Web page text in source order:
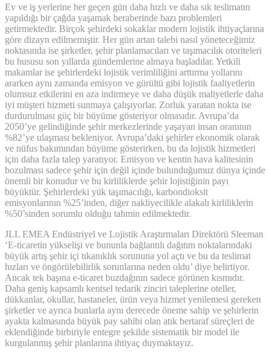
Ev ve iş yerlerine her geçen gün daha hızlı ve daha sık teslimatın
yapıldığı bir çağda yaşamak beraberinde bazı problemleri
getirmektedir. Birçok şehirdeki sokaklar modern lojistik ihtiyaçlarına
göre dizayn edilmemiştir. Her gün artan talebi nasıl yöneteceğimiz
noktasında ise şirketler, şehir planlamacıları ve taşımacılık otoriteleri
bu hususu son yıllarda gündemlerine almaya başladılar. Yetkili
makamlar ise şehirlerdeki lojistik verimliliğini arttırma yollarını
ararken aynı zamanda emisyon ve gürültü gibi lojistik faaliyetlerin
olumsuz etkilerini en aza indirmeye ve daha düşük maliyetlerle daha
iyi müşteri hizmeti sunmaya çalışıyorlar. Zorluk yaratan nokta ise
durdurulması güç bir büyüme gösteriyor olmasıdır. Avrupa’da
2050’ye gelindiğinde şehir merkezlerinde yaşayan insan oranının
%82’ye ulaşması bekleniyor. Avrupa’daki şehirler ekonomik olarak
ve nüfus bakımından büyüme gösterirken, bu da lojistik hizmetleri
için daha fazla talep yaratıyor. Emisyon ve kentin hava kalitesinin
bozulması sadece şehir için değil içinde bulunduğumuz dünya içinde
önemli bir konudur ve bu kirliliklerde şehir lojistiğinin payı
büyüktür. Şehirlerdeki yük taşımacılığı, karbondioksit
emisyonlarının %25’inden, diğer nakliyecilikle alakalı kirliliklerin
%50’sinden sorumlu olduğu tahmin edilmektedir.
JLL EMEA Endüstriyel ve Lojistik Araştırmaları Direktörü Sleeman
‘E-ticaretin yükselişi ve bununla bağlantılı dağıtım noktalarındaki
büyük artış şehir içi tıkanıklık sorununa yol açtı ve bu da teslimat
hızları ve öngörülebilirlik sorunlarına neden oldu’ diye belirtiyor.
Ancak tek başına e-ticaret buzdağının sadece görünen kısmıdır.
Daha geniş kapsamlı kentsel tedarik zinciri taleplerine oteller,
dükkanlar, okullar, hastaneler, ürün veya hizmet yenilemesi gereken
şirketler ve ayrıca bunlarla aynı derecede öneme sahip ve şehirlerin
ayakta kalmasında büyük pay sahibi olan atık bertaraf süreçleri de
eklendiğinde birbiriyle entegre şekilde sistematik bir model ile
kurgulanmış şehir planlarına ihtiyaç duymaktayız.